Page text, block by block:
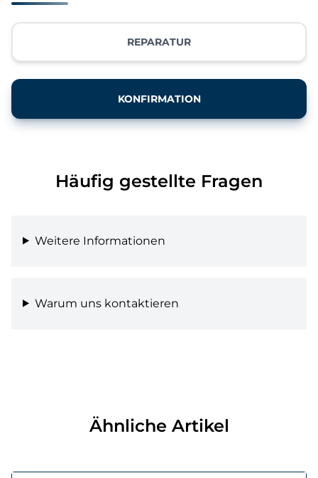
REPARATUR
KONFIRMATION
Häufig gestellte Fragen
Weitere Informationen
Warum uns kontaktieren
Ähnliche Artikel